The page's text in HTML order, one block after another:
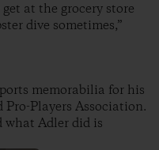
at the grocery store
dive sometimes,”
memorabilia for his
Players Association.
what Adler did is